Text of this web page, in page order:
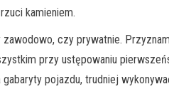
kamieniem.
czy prywatnie.
przy ustępowaniu
pojazdu, trudniej